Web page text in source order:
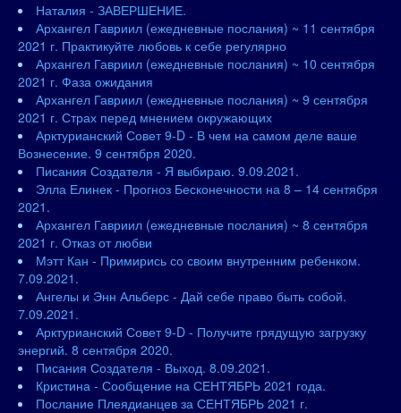
Наталия - ЗАВЕРШЕНИЕ.
Архангел Гавриил (ежедневные послания) ~ 11 сентября
2021 г. Практикуйте любовь к себе регулярно
Архангел Гавриил (ежедневные послания) ~ 10 сентября
2021 г. Фаза ожидания
Архангел Гавриил (ежедневные послания) ~ 9 сентября
2021 г. Страх перед мнением окружающих
Арктурианский Совет 9-D - В чем на самом деле ваше
Вознесение. 9 сентября 2020.
Писания Создателя - Я выбираю. 9.09.2021.
Элла Елинек - Прогноз Бесконечности на 8 – 14 сентября
2021.
Архангел Гавриил (ежедневные послания) ~ 8 сентября
2021 г. Отказ от любви
Мэтт Кан - Примирись со своим внутренним ребенком.
7.09.2021.
Ангелы и Энн Альберс - Дай себе право быть собой.
7.09.2021.
Арктурианский Совет 9-D - Получите грядущую загрузку
энергий. 8 сентября 2020.
Писания Создателя - Выход. 8.09.2021.
Кристина - Сообщение на СЕНТЯБРЬ 2021 года.
Послание Плеядианцев за СЕНТЯБРЬ 2021 г.